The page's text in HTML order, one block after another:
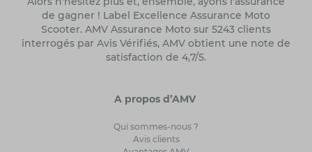
de gagner ! Label Excellence Assurance Moto
Scooter. AMV Assurance Moto sur 5243 clients
interrogés par Avis Vérifiés, AMV obtient une note de
satisfaction de 4,7/5.
A propos d’AMV
Qui sommes-nous ?
Avis clients